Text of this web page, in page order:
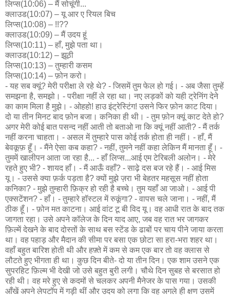
लिप्स(10:06) – मैं सोचूंगी...
क्लाउड(10:07) – यू आर ए रियल बिच
लिप्स(10:08) – !!??
क्लाउड(10:09) – मैं उदय हूं
लिप्स(10:11) – हाँ, मुझे पता था।
क्लाउड(10:12) – झूठी
लिप्स(10:13) – तुम्हारी कसम
लिप्स(10:14) – फ़ोन करो।
- यह सब क्यूं? मेरी परीक्षा ले रहे थे? - जिसमें तुम फेल हो गई। - अब जैसा तुम्हें
समझना है, समझो। - परीक्षा नहीं ले रहा था। नए लड़कों को यही ट्रेनिंग देने
का काम मिला है मुझे। - ओहहो! हाउ इंट्रेस्टिंग! उसने फिर फ़ोन काट दिया।
दो या तीन मिनट बाद फ़ोन बजा। कनिका ही थी। - तुम फ़ोन क्यूं काट देते हो?
अगर मेरी कोई बात पसन्द नहीं आती तो बताओ ना कि क्यूं नहीं आती? - मैं तर्क
नहीं करना चाहता। - असल में तुम्हारे पास कोई तर्क होता ही नहीं। - हाँ, मैं
बेवकूफ़ हूँ। - मैंने ऐसा कब कहा? - नहीं, तुमने नहीं कहा लेकिन मैं मानता हूँ। -
तुममें खालीपन आता जा रहा है... - हाँ लिप्स...आई एम टेरिबली अलोन। - मेरे
रहते हुए भी? - शायद हाँ। - मैं आऊँ वहाँ? - साढ़े दस बज रहे हैं। - आई मिस
यू। - उससे क्या फ़र्क पड़ता है? क्यों मुझे ज़रा भी बेहतर महसूस नहीं होता
कनिका? - मुझे तुम्हारी फ़िक्र हो रही है बच्चे। तुम यहाँ आ जाओ। - आई पी
एक्सटेंशन? - हाँ। - तुम्हारे हॉस्टल में रुकूंगा? - वापस चले जाना। - नहीं, मैं
ठीक हूँ। - फ़ोन मत काटना। आई वांट टू बी विद यू। वह आधी रात के बाद तक
जागता रहा। उसे अपने कॉलेज के दिन याद आए, जब वह रात भर जागकर
फ़िल्में देखने के बाद दोस्तों के साथ बस स्टेंड के ढाबों पर चाय पीने जाया करता
था। वह पहाड़ और मैदान की सीमा पर बसा एक छोटा सा हरा-भरा शहर था।
वहाँ बहुत बारिश होती थी और हफ़्ते में कम से कम एक बार तो वह क्लास से
लौटते हुए भीगता ही था। कुछ दिन बीते- दो या तीन दिन। एक शाम उसने एक
सुपरहिट फ़िल्म भी देखी जो उसे बहुत बुरी लगी। चौथे दिन सुबह से बरसात हो
रही थी। वह मरे हुए से कदमों से चलकर अपनी मैनेजर के पास गया। उसकी
आँखें अपने लेपटॉप में गड़ी थीं और उदय को लगा कि वह अगले ही क्षण उसमें